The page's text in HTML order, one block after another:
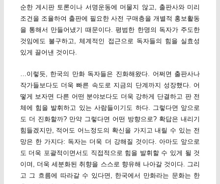
순한 게시판 토론이나 서명운동에 머물지 않고, 출판사와 미리
조건을 조율하여 출판에 필요한 사전 구매층을 개별적 홍보활동
을 통해서 만들어냈기 때문이다. 평범한 한명의 독자가 주도한
것임에도 불구하고, 체계적인 접근으로 독자들의 힘을 실효성
있게 끌어낸 것이다.
…이렇듯, 한국의 만화 독자들은 진화해왔다. 어쩌면 출판사나
작가들보다도 더욱 빠른 속도로 지금의 단계까지 성장했다. 어
떻게 보자면 다른 어떤 분야보다도 더욱 강하게 단결하고 판 전
체에 힘을 발휘하고 있는 사람들이기도 하다. 그렇다면 앞으로
도 더 진화할까? 만약 그렇다면 어떤 방향으로? 확답은 내리기
힘들겠지만, 적어도 어느정도의 확신을 가지고 내릴 수 있는 전
망은 한 가지다: 독자는 더욱 더 강해질 것이다. 아마도 앞으로
도 더욱 포괄적이면서도 직접적으로 힘을 발휘할 수 있게 될 것
이며, 더욱 세분화된 취향을 스스로 향유해 나아갈 것이다. 그리
고 그 흐름에 따라갈 수 있다면, 한국에서 만화라는 문화는 한